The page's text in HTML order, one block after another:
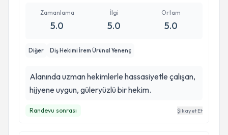
Zamanlama
5.0
İlgi
5.0
Ortam
5.0
Diğer Diş Hekimi İrem Ürünal Yenenç
Alanında uzman hekimlerle hassasiyetle çalışan,
hijyene uygun, güleryüzlü bir hekim.
Randevu sonrası Şikayet Et